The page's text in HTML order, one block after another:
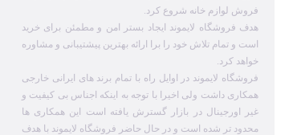
فروش لوازم خانه شروع کرد.
هدف فروشگاه لایموند ایجاد بستر امن و مطمئن برای خرید
است و تمام تلاش خود را برا ارائه بهترین پیشتیبانی و مشاوره
خواهد کرد.
فروشگاه لایموند در اوایل راه با تمام برند های ایرانی خارجی
همکاری داشت ولی اخیرا با توجه به اینکه اجناس بی کیفیت و
غیر اورجینال در بازار گسترش یافته است این همکاری ها
محدود تر شده است و در حال حاضر فروشگاه لایموند با هدف